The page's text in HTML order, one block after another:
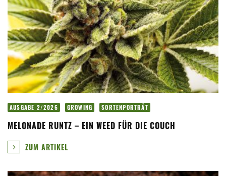
AUSGABE 2/2026 GROWING SORTENPORTRÄT
MELONADE RUNTZ – EIN WEED FÜR DIE COUCH
ZUM ARTIKEL